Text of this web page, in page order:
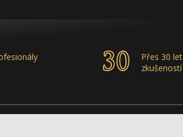
Přes 30 let
zkušeností